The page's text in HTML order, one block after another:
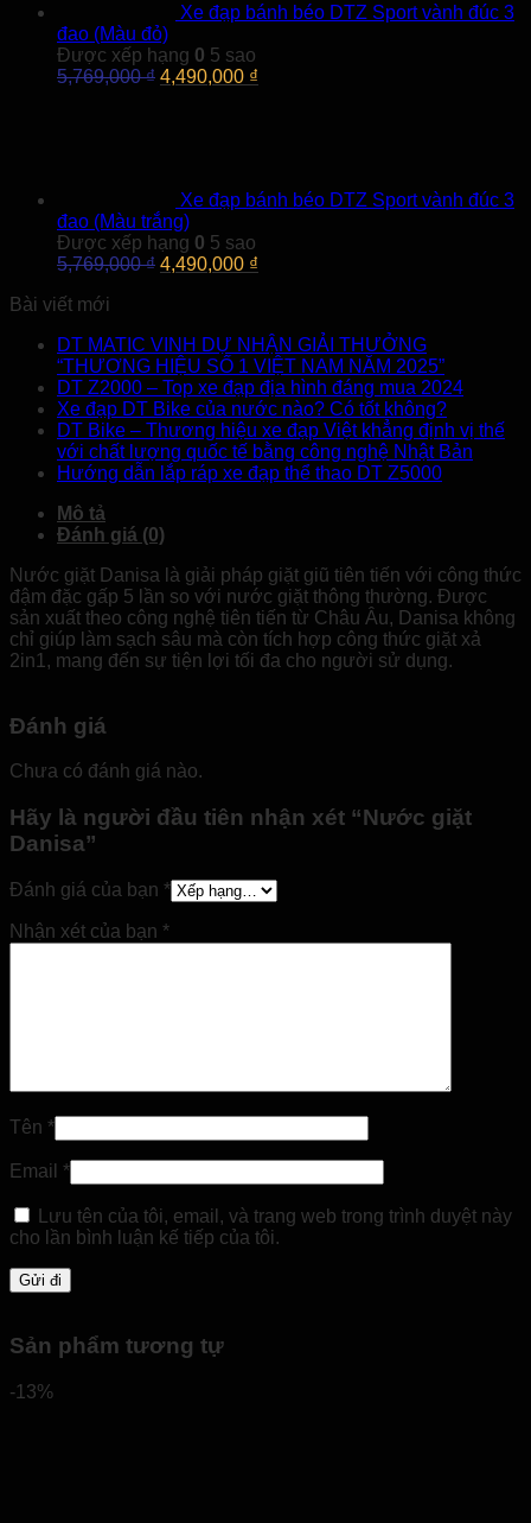
Xe đạp bánh béo DTZ Sport vành đúc 3
đao (Màu đỏ)
Được xếp hạng 0 5 sao
5,769,000₫ Giá
4,490,000 ₫
Xe đạp bánh béo DTZ Sport vành đúc 3
đao (Màu trắng)
Được xếp hạng 0 5 sao
5,769,000₫ Giá
4,490,000 ₫
4,490,000 ₫.
Bài viết mới
DT MATIC VINH DỰ NHẬN GIẢI THƯỞNG
“THƯƠNG HIỆU SỐ 1 VIỆT NAM NĂM 2025”
DT Z2000 – Top xe đạp địa hình đáng mua 2024
Xe đạp DT Bike của nước nào? Có tốt không?
DT Bike – Thương hiệu xe đạp Việt khẳng định vị thế
với chất lượng quốc tế bằng công nghệ Nhật Bản
Hướng dẫn lắp ráp xe đạp thể thao DT Z5000
Mô tả
Đánh giá (0)
Nước giặt Danisa là giải pháp giặt giũ tiên tiến với công thức
đậm đặc gấp 5 lần so với nước giặt thông thường. Được
sản xuất theo công nghệ tiên tiến từ Châu Âu, Danisa không
chỉ giúp làm sạch sâu mà còn tích hợp công thức giặt xả
2in1, mang đến sự tiện lợi tối đa cho người sử dụng.
Đánh giá
Chưa có đánh giá nào.
Hãy là người đầu tiên nhận xét “Nước giặt
Danisa”
Đánh giá của bạn *
Nhận xét của bạn *
Tên *
Email *
Lưu tên của tôi, email, và trang web trong trình duyệt này
cho lần bình luận kế tiếp của tôi.
Sản phẩm tương tự
-13%